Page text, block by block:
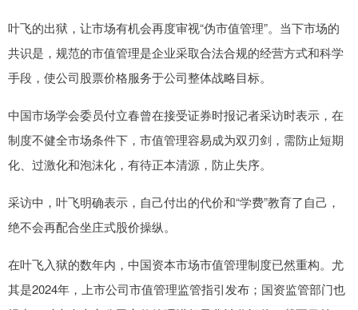
叶飞的出狱，让市场有机会再度审视“伪市值管理”。当下市场的
共识是，规范的市值管理是企业采取合法合规的经营方式和科学
手段，使公司股票价格服务于公司整体战略目标。
中国市场学会委员付立春曾在接受证券时报记者采访时表示，在
制度不健全市场条件下，市值管理容易成为双刃剑，需防止短期
化、过激化和泡沫化，有待正本清源，防止失序。
采访中，叶飞明确表示，自己付出的代价和“学费”教育了自己，
绝不会再配合坐庄式股价操纵。
在叶飞入狱的数年内，中国资本市场市值管理制度已然重构。尤
其是2024年，上市公司市值管理监管指引发布；国资监管部门也